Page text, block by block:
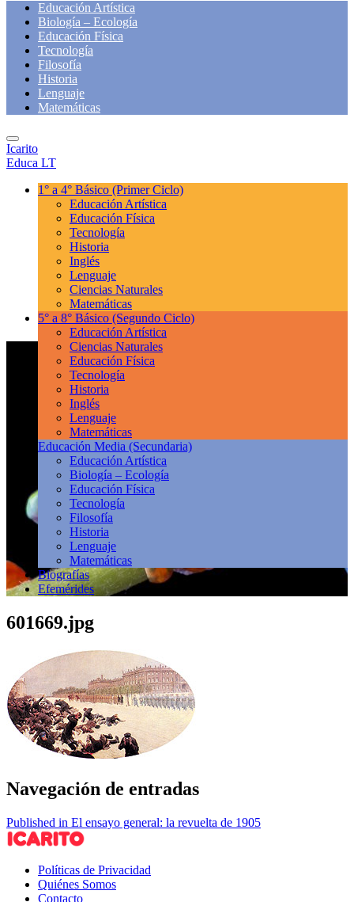
Educación Artística
Biología – Ecología
Educación Física
Tecnología
Filosofía
Historia
Lenguaje
Matemáticas
Icarito
Educa LT
1° a 4° Básico (Primer Ciclo)
Educación Artística
Educación Física
Tecnología
Historia
Inglés
Lenguaje
Ciencias Naturales
Matemáticas
5° a 8° Básico (Segundo Ciclo)
Educación Artística
Ciencias Naturales
Educación Física
Tecnología
Historia
Inglés
Lenguaje
Matemáticas
Educación Media (Secundaria)
Educación Artística
Biología – Ecología
Educación Física
Tecnología
Filosofía
Historia
Lenguaje
Matemáticas
Biografías
Efemérides
601669.jpg
Navegación de entradas
Published in El ensayo general: la revuelta de 1905
Políticas de Privacidad
Quiénes Somos
Contacto